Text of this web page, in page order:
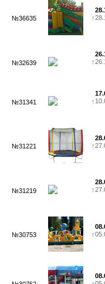
№36635
↑
№32639
↑
№31341
↑
№31221
↑
№31219
↑
№30753
↑